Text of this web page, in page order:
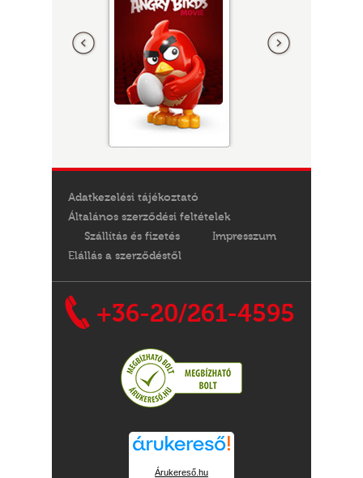
Adatkezelési tájékoztató
Általános szerződési feltételek
Szállítás és fizetés
Impresszum
Elállás a szerződéstől
+36-20/261-4595
Árukereső.hu